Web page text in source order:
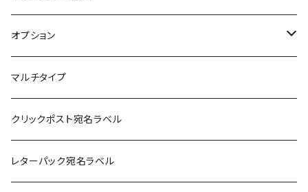
アート紙
光沢紙
耐水フィルム
訂正用
コート紙
光沢紙
和紙
フィルム
オプション
簡易印刷
マルチタイプ
クリックポスト宛名ラベル
レターパック宛名ラベル